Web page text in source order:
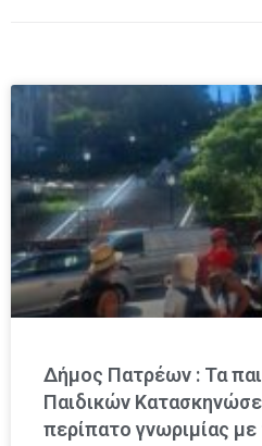
Δήμος Πατρέων : Τα
Παιδικών
περίπατο γνωριμίας με